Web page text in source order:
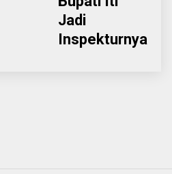
Jadi
Inspekturnya